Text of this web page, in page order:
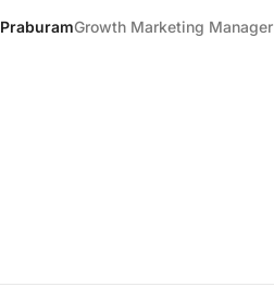
PraburamGrowth Marketing Manager